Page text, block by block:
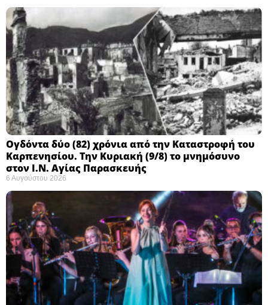
Ογδόντα δύο (82) χρόνια από την Καταστροφή του
Καρπενησίου. Την Κυριακή (9/8) το μνημόσυνο
στον Ι.Ν. Αγίας Παρασκευής
6 Αυγούστου 2026